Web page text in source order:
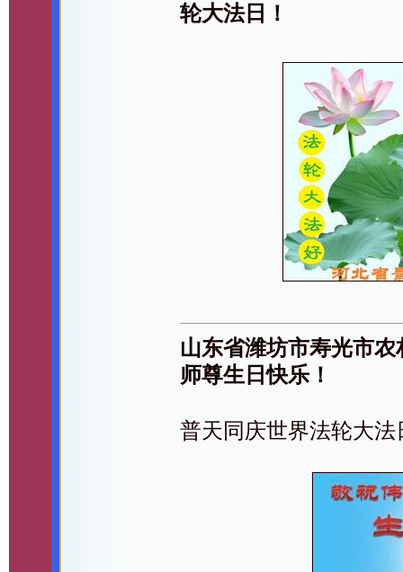
轮大法日！
山东省潍坊市寿光市
师尊生日快乐！
普天同庆世界法轮大法